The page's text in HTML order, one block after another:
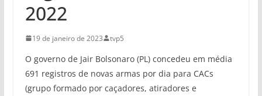
2022
19 de janeiro de 2023 tvp5
O governo de Jair Bolsonaro (PL) concedeu em média
691 registros de novas armas por dia para CACs
(grupo formado por caçadores, atiradores e